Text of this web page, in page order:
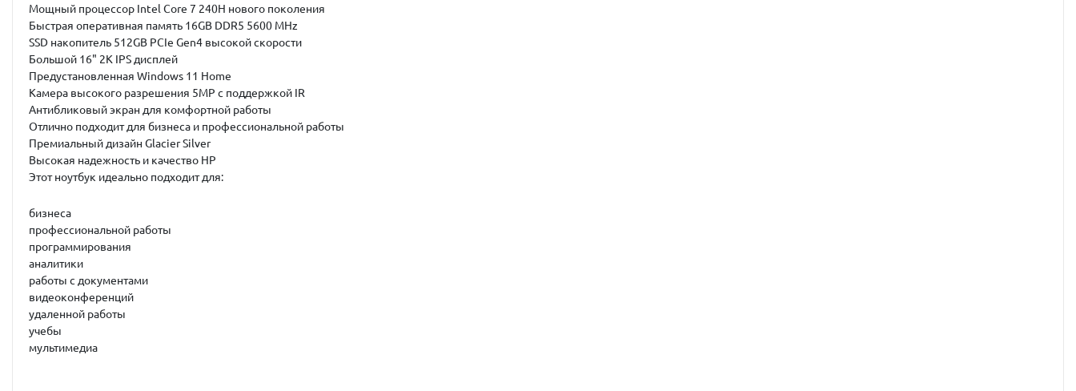
Мощный процессор Intel Core 7 240H нового поколения
Быстрая оперативная память 16GB DDR5 5600 MHz
SSD накопитель 512GB PCIe Gen4 высокой скорости
Большой 16" 2K IPS дисплей
Предустановленная Windows 11 Home
Камера высокого разрешения 5MP с поддержкой IR
Антибликовый экран для комфортной работы
Отлично подходит для бизнеса и профессиональной работы
Премиальный дизайн Glacier Silver
Высокая надежность и качество HP
Этот ноутбук идеально подходит для:
бизнеса
профессиональной работы
программирования
аналитики
работы с документами
видеоконференций
удаленной работы
учебы
мультимедиа